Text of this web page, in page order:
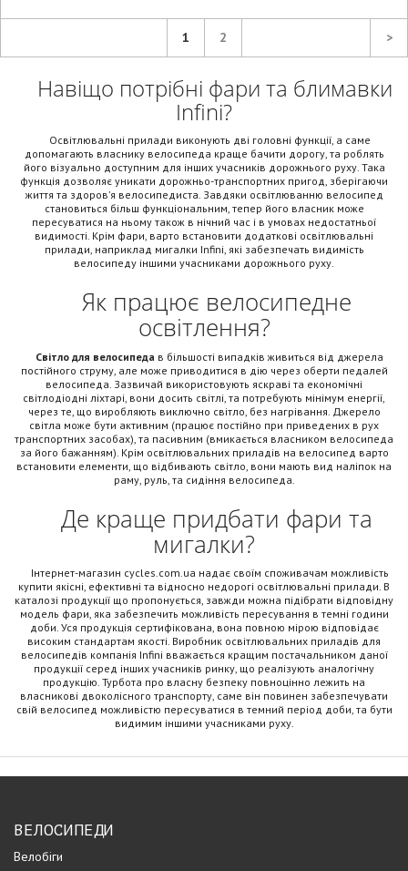
1 2 >
Навіщо потрібні фари та блимавки
Infini?
Освітлювальні прилади виконують дві головні функції, а саме
допомагають власнику велосипеда краще бачити дорогу, та роблять
його візуально доступним для інших учасників дорожнього руху. Така
функція дозволяє уникати дорожньо-транспортних пригод, зберігаючи
життя та здоров’я велосипедиста. Завдяки освітлюванню велосипед
становиться більш функціональним, тепер його власник може
пересуватися на ньому також в нічний час і в умовах недостатньої
видимості. Крім фари, варто встановити додаткові освітлювальні
прилади, наприклад мигалки Infini, які забезпечать видимість
велосипеду іншими учасниками дорожнього руху.
Як працює велосипедне
освітлення?
Світло для велосипеда в більшості випадків живиться від джерела
постійного струму, але може приводитися в дію через оберти педалей
велосипеда. Зазвичай використовують яскраві та економічні
світлодіодні ліхтарі, вони досить світлі, та потребують мінімум енергії,
через те, що виробляють виключно світло, без нагрівання. Джерело
світла може бути активним (працює постійно при приведених в рух
транспортних засобах), та пасивним (вмикається власником велосипеда
за його бажанням). Крім освітлювальних приладів на велосипед варто
встановити елементи, що відбивають світло, вони мають вид наліпок на
раму, руль, та сидіння велосипеда.
Де краще придбати фари та
мигалки?
Інтернет-магазин cycles.com.ua надає своїм споживачам можливість
купити якісні, ефективні та відносно недорогі освітлювальні прилади. В
каталозі продукції що пропонується, завжди можна підібрати відповідну
модель фари, яка забезпечить можливість пересування в темні години
доби. Уся продукція сертифікована, вона повною мірою відповідає
високим стандартам якості. Виробник освітлювальних приладів для
велосипедів компанія Infini вважається кращим постачальником даної
продукції серед інших учасників ринку, що реалізують аналогічну
продукцію. Турбота про власну безпеку повноцінно лежить на
власникові двоколісного транспорту, саме він повинен забезпечувати
свій велосипед можливістю пересуватися в темний період доби, та бути
видимим іншими учасниками руху.
ВЕЛОСИПЕДИ
Велобіги